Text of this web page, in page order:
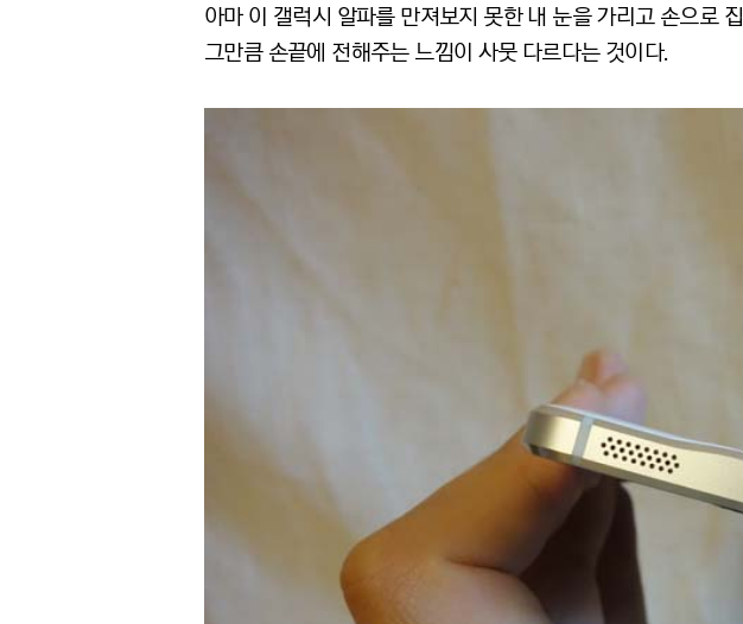
아마 이 갤럭시 알파를 만져보지 못한 내 눈을 가리고 손으로
그만큼 손끝에 전해주는 느낌이 사뭇 다르다는 것이다.